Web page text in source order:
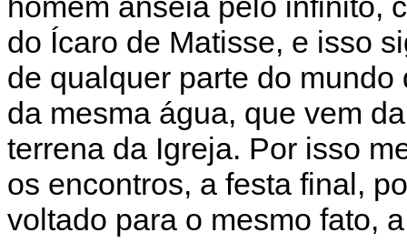
do Ícaro de Matisse, e isso
de qualquer parte do
da mesma água, que vem
terrena da Igreja. Por isso
os encontros, a festa final,
voltado para o mesmo fato,